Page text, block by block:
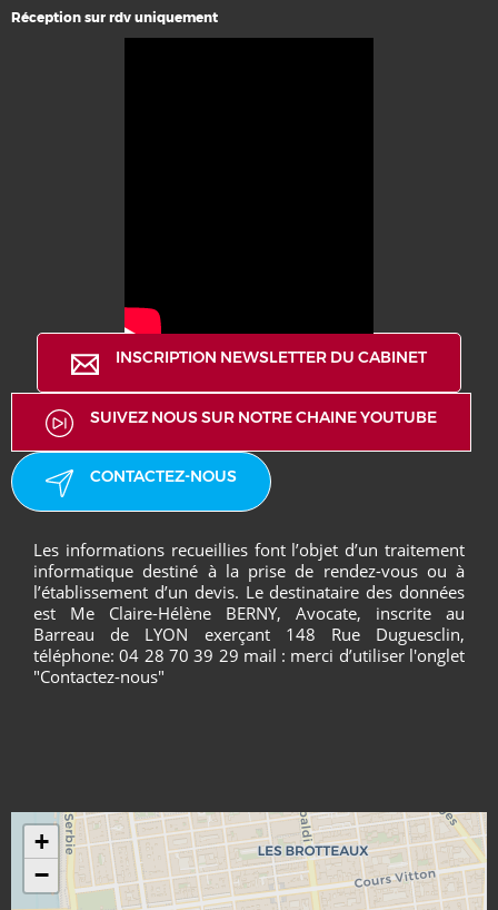
Réception sur rdv uniquement
INSCRIPTION NEWSLETTER DU CABINET
SUIVEZ NOUS SUR NOTRE CHAINE YOUTUBE
CONTACTEZ-NOUS
Les informations recueillies font l’objet d’un traitement
informatique destiné à la prise de rendez-vous ou à
l’établissement d’un devis. Le destinataire des données
est Me Claire-Hélène BERNY, Avocate, inscrite au
Barreau de LYON exerçant 148 Rue Duguesclin,
téléphone: 04 28 70 39 29 mail : merci d’utiliser l'onglet
"Contactez-nous"
+
−